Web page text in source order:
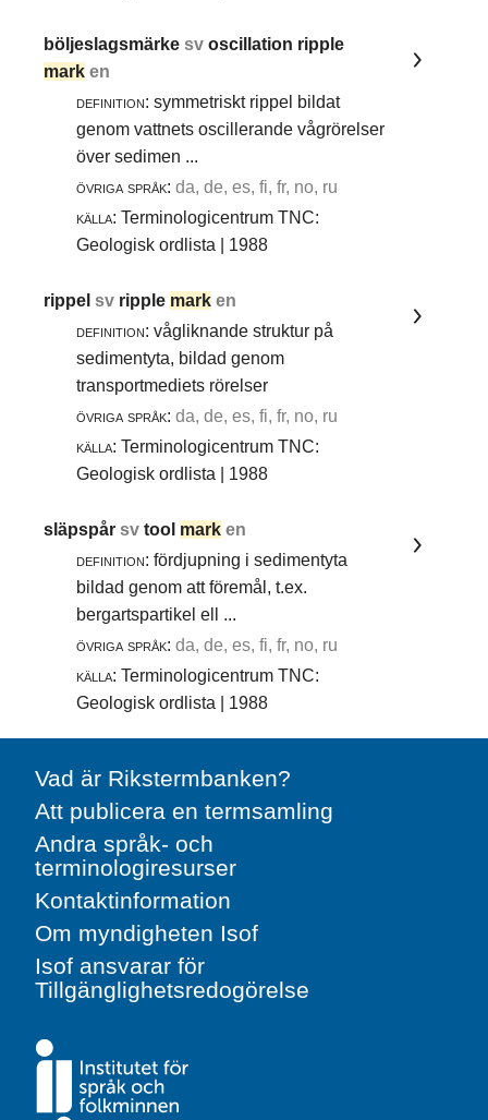
böljeslagsmärkesvoscillation ripple
mark en
definition: symmetriskt rippel bildat
genom vattnets oscillerande vågrörelser
över sedimen ...
övriga språk: da, de, es, fi, fr, no, ru
källa: Terminologicentrum TNC:
Geologisk ordlista | 1988
rippelsv ripple mark en
definition: vågliknande struktur på
sedimentyta, bildad genom
transportmediets rörelser
övriga språk: da, de, es, fi, fr, no, ru
källa: Terminologicentrum TNC:
Geologisk ordlista | 1988
släpspårsvtool mark en
definition: fördjupning i sedimentyta
bildad genom att föremål, t.ex.
bergartspartikel ell ...
övriga språk: da, de, es, fi, fr, no, ru
källa: Terminologicentrum TNC:
Geologisk ordlista | 1988
Vad är Rikstermbanken?
Att publicera en termsamling
Andra språk- och
terminologiresurser
Kontaktinformation
Om myndigheten Isof
Isof ansvarar för
Tillgänglighetsredogörelse